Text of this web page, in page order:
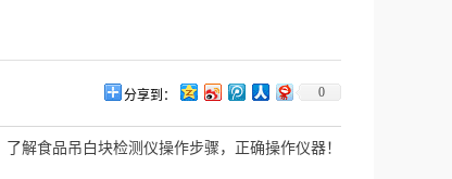
分享到： 0
了解食品吊白块检测仪操作步骤，正确操作仪器！